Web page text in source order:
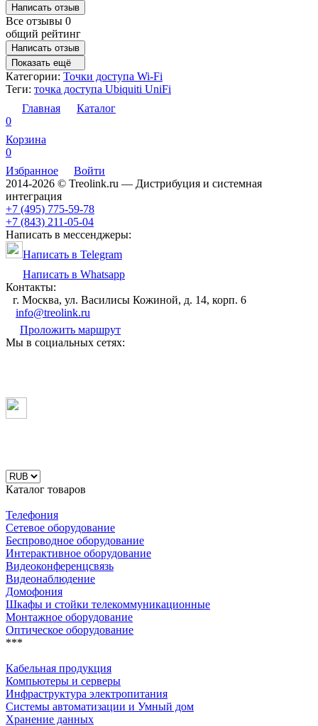
Написать отзыв
Все отзывы 0
общий рейтинг
Написать отзыв
Показать ещё
Категории: Точки доступа Wi-Fi
Теги: точка доступа Ubiquiti UniFi
Главная
Каталог
0
Корзина
0
Избранное
Войти
2014-2026 © Treolink.ru — Дистрибуция и системная
интеграция
+7 (495) 775-59-78
+7 (843) 211-05-04
Написать в мессенджеры:
Написать в Telegram
Написать в Whatsapp
Контакты:
г. Москва, ул. Василисы Кожиной, д. 14, корп. 6
info@treolink.ru
Проложить маршрут
Мы в социальных сетях:
Каталог товаров
Телефония
Сетевое оборудование
Беспроводное оборудование
Интерактивное оборудование
Видеоконференцсвязь
Видеонаблюдение
Домофония
Шкафы и стойки телекоммуникационные
Монтажное оборудование
Оптическое оборудование
***
Кабельная продукция
Компьютеры и серверы
Инфраструктура электропитания
Системы автоматизации и Умный дом
Хранение данных